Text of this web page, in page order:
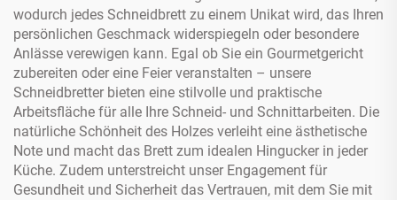
wodurch jedes Schneidbrett zu einem Unikat wird, das Ihren
persönlichen Geschmack widerspiegeln oder besondere
Anlässe verewigen kann. Egal ob Sie ein Gourmetgericht
zubereiten oder eine Feier veranstalten – unsere
Schneidbretter bieten eine stilvolle und praktische
Arbeitsfläche für alle Ihre Schneid- und Schnittarbeiten. Die
natürliche Schönheit des Holzes verleiht eine ästhetische
Note und macht das Brett zum idealen Hingucker in jeder
Küche. Zudem unterstreicht unser Engagement für
Gesundheit und Sicherheit das Vertrauen, mit dem Sie mit